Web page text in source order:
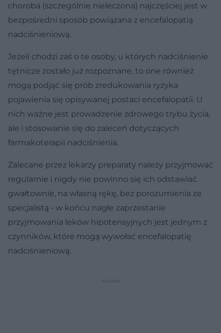
choroba (szczególnie nieleczona) najczęściej jest w
bezpośredni sposób powiązana z encefalopatią
nadciśnieniową.
Jeżeli chodzi zaś o te osoby, u których nadciśnienie
tętnicze zostało już rozpoznane, to one również
mogą podjąć się prób zredukowania ryzyka
pojawienia się opisywanej postaci encefalopatii. U
nich ważne jest prowadzenie zdrowego trybu życia,
ale i stosowanie się do zaleceń dotyczących
farmakoterapii nadciśnienia.
Zalecane przez lekarzy preparaty należy przyjmować
regularnie i nigdy nie powinno się ich odstawiać
gwałtownie, na własną rękę, bez porozumienia ze
specjalistą - w końcu nagłe zaprzestanie
przyjmowania leków hipotensyjnych jest jednym z
czynników, które mogą wywołać encefalopatię
nadciśnieniową.